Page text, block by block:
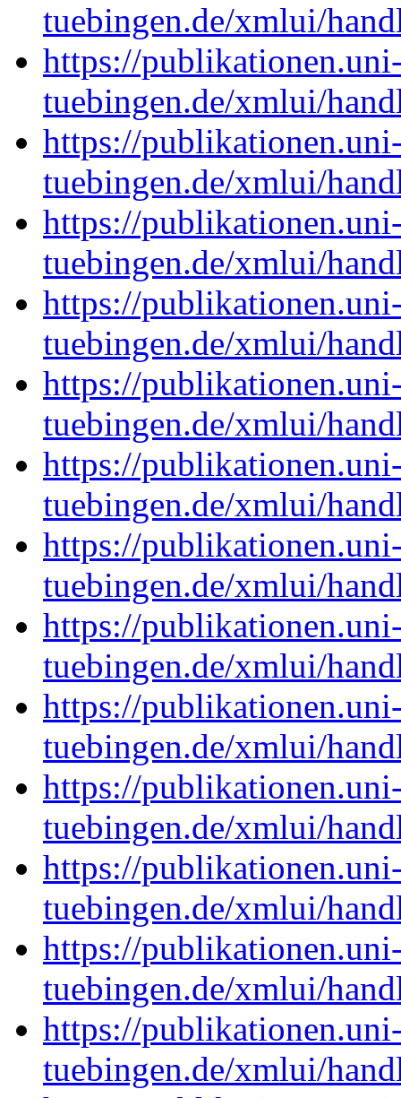
tuebingen.de/xmlui/
https://
tuebingen.de/xmlui/
https://
tuebingen.de/xmlui/
https://
tuebingen.de/xmlui/
https://
tuebingen.de/xmlui/
https://
tuebingen.de/xmlui/
https://
tuebingen.de/xmlui/
https://
tuebingen.de/xmlui/
https://
tuebingen.de/xmlui/
https://
tuebingen.de/xmlui/
https://
tuebingen.de/xmlui/
https://
tuebingen.de/xmlui/
https://
tuebingen.de/xmlui/
https://
tuebingen.de/xmlui/